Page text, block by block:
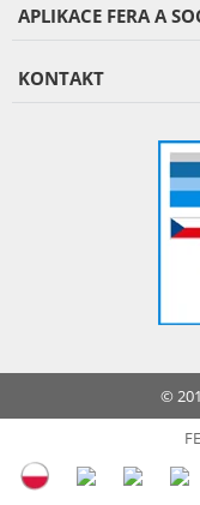
APLIKACE FERA A
KONTAKT
©